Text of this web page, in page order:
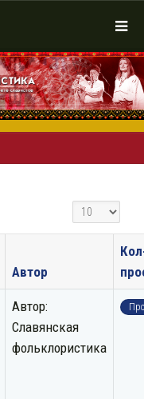
Кол-во строк:
Автор
Автор:
Славянская
фольклористика